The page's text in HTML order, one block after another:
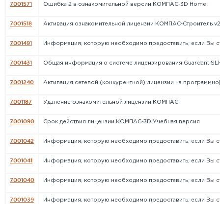
7001571 Ошибка 2 в ознакомительной версии КОМПАС-3D Home
7001518 Активация ознакомительной лицензии КОМПАС-Строитель
7001491 Информация, которую необходимо предоставить, если Вы
7001431 Общая информация о системе лицензирования Guardant
7001240 Активация сетевой (конкурентной) лицензии на
7001187 Удаление ознакомительной лицензии КОМПАС
7001090 Срок действия лицензии КОМПАС-3D Учебная версия
7001042 Информация, которую необходимо предоставить, если Вы
7001041 Информация, которую необходимо предоставить, если Вы
7001040 Информация, которую необходимо предоставить, если Вы
7001039 Информация, которую необходимо предоставить, если Вы